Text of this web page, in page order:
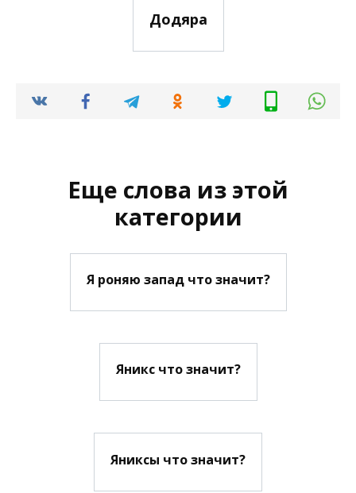
Додяра
Еще слова из этой
категории
Я роняю запад что значит?
Яникс что значит?
Яниксы что значит?